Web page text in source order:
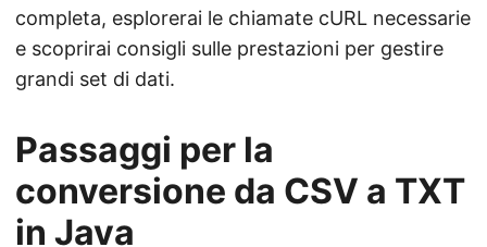
completa, esplorerai le chiamate cURL necessarie
e scoprirai consigli sulle prestazioni per gestire
grandi set di dati.
Passaggi per la
conversione da CSV a TXT
in Java